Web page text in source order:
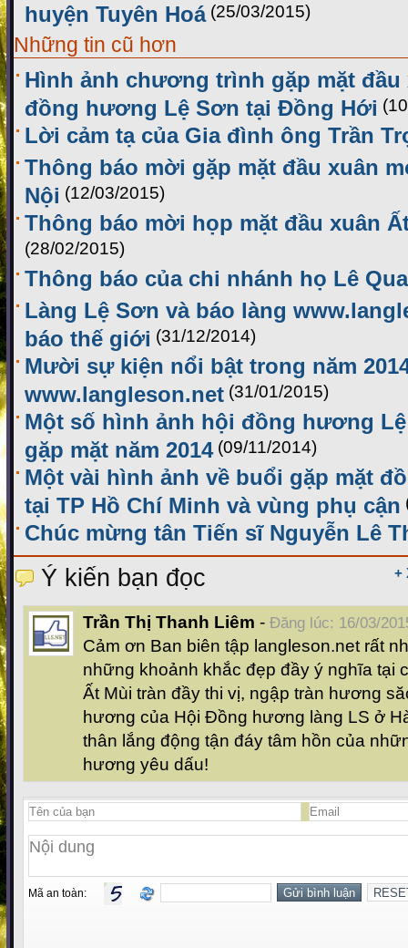
huyện Tuyên Hoá (25/03/2015)
Những tin cũ hơn
Hình ảnh chương trình gặp mặt đầu
đồng hương Lệ Sơn tại Đồng Hới
Lời cảm tạ của Gia đình ông Trần
Thông báo mời gặp mặt đầu xuân
Nội (12/03/2015)
Thông báo mời họp mặt đầu xuân
(28/02/2015)
Thông báo của chi nhánh họ Lê
Làng Lệ Sơn và báo làng
báo thế giới (31/12/2014)
Mười sự kiện nổi bật trong năm
www.langleson.net (31/01/2015)
Một số hình ảnh hội đồng hương
gặp mặt năm 2014 (09/11/2014)
Một vài hình ảnh về buổi gặp mặt
tại TP Hồ Chí Minh và vùng phụ cận
Chúc mừng tân Tiến sĩ Nguyễn Lê
+
Ý kiến bạn đọc
Trần Thị Thanh Liêm - Đăng lúc: 16/03/
Cảm ơn Ban biên tập langleson.net rất
những khoảnh khắc đẹp đầy ý nghĩa tại
Ất Mùi tràn đầy thi vị, ngập tràn hương
hương của Hội Đồng hương làng LS ở
thân lắng động tận đáy tâm hồn của
hương yêu dấu!
Mã an toàn: